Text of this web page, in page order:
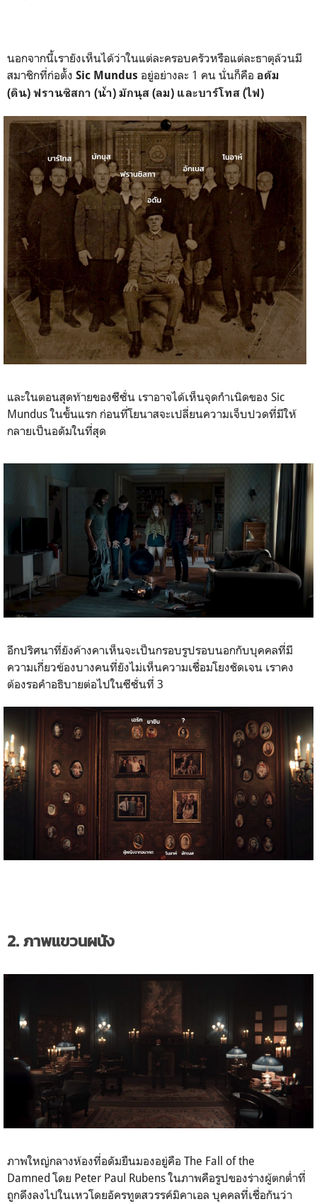
นอกจากนี้เรายังเห็นได้ว่าในแต่ละครอบครัวหรือแต่ละธาตุล้วนมี
สมาชิกที่ก่อตั้ง Sic Mundus อยู่อย่างละ 1 คน นั่นก็คือ อดัม
(ดิน) ฟรานซิสกา (น้ำ) มักนุส (ลม) และบาร์โทส (ไฟ)
และในตอนสุดท้ายของซีซั่น เราอาจได้เห็นจุดกำเนิดของ Sic
Mundus ในขั้นแรก ก่อนที่โยนาสจะเปลี่ยนความเจ็บปวดที่มีให้
กลายเป็นอดัมในที่สุด
อีกปริศนาที่ยังค้างคาเห็นจะเป็นกรอบรูปรอบนอกกับบุคคลที่มี
ความเกี่ยวข้องบางคนที่ยังไม่เห็นความเชื่อมโยงชัดเจน เราคง
ต้องรอคำอธิบายต่อไปในซีซั่นที่ 3
2. ภาพแขวนผนัง
ภาพใหญ่กลางห้องที่อดัมยืนมองอยู่คือ The Fall of the
Damned โดย Peter Paul Rubens ในภาพคือรูปของร่างผู้ตกต่ำที่
ถูกดึงลงไปในเหวโดยอัครทูตสวรรค์มิคาเอล บุคคลที่เชื่อกันว่า